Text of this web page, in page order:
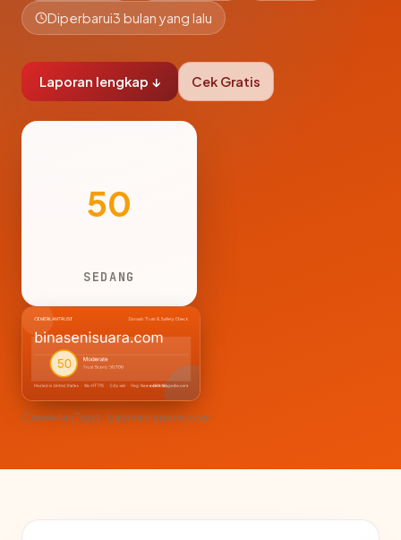
Diperbarui3 bulan yang lalu
Laporan lengkap ↓ Cek Gratis
50
SEDANG
CemerlanTrust · binasenisuara.com